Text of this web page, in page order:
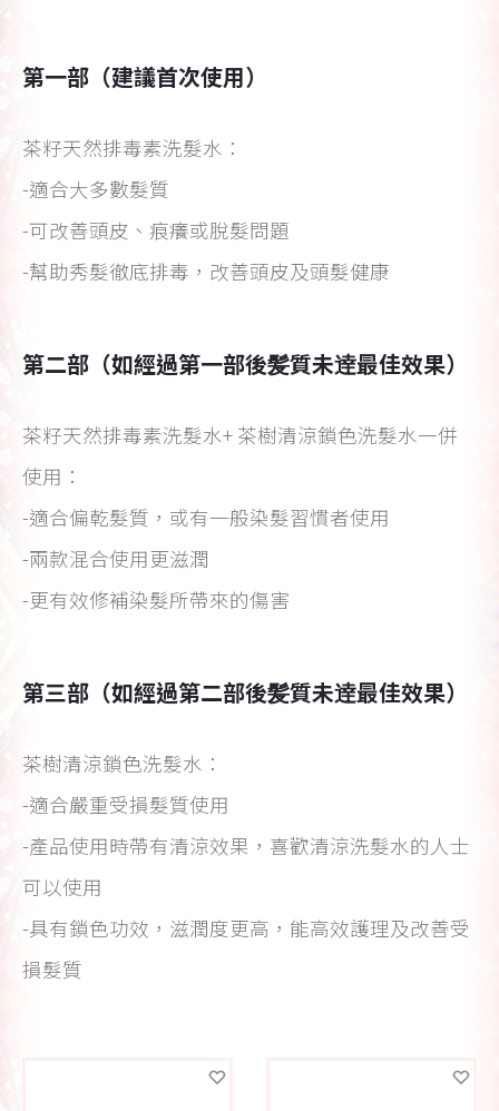
第一部（建議首次使用）
茶籽天然排毒素洗髮水：
-適合大多數髮質
-可改善頭皮、痕癢或脫髮問題
-幫助秀髮徹底排毒，改善頭皮及頭髮健康
第二部（如經過第一部後髪質未逹最佳效果）
茶籽天然排毒素洗髮水+ 茶樹清涼鎖色洗髮水一併
使用：
-適合偏乾髮質，或有一般染髮習慣者使用
-兩款混合使用更滋潤
-更有效修補染髮所帶來的傷害
第三部（如經過第二部後髪質未逹最佳效果）
茶樹清涼鎖色洗髮水：
-適合嚴重受損髮質使用
-產品使用時帶有清涼效果，喜歡清涼洗髮水的人士
可以使用
-具有鎖色功效，滋潤度更高，能高效護理及改善受
損髮質